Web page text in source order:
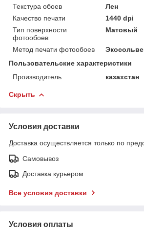
Текстура обоев
Лен
Качество печати
1440 dpi
Тип поверхности
фотообоев
Матовый
Метод печати фотообоев
Пользовательские характеристики
Производитель
казахстан
Скрыть
Условия доставки
Доставка осуществляется только по
Самовывоз
Доставка курьером
Все условия доставки
Условия оплаты